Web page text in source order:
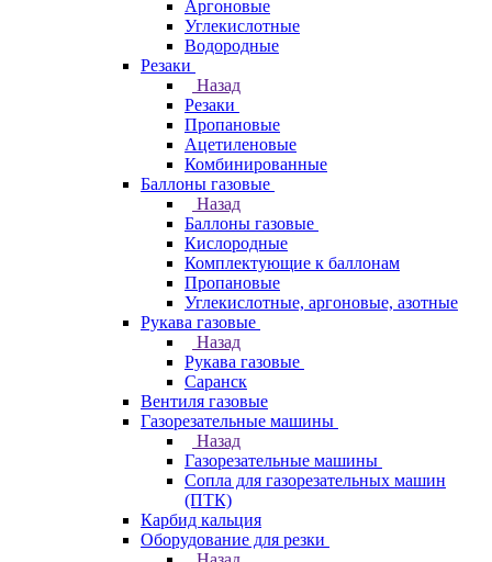
Аргоновые
Углекислотные
Водородные
Резаки
Назад
Резаки
Пропановые
Ацетиленовые
Комбинированные
Баллоны газовые
Назад
Баллоны газовые
Кислородные
Комплектующие к баллонам
Пропановые
Углекислотные, аргоновые, азотные
Рукава газовые
Назад
Рукава газовые
Саранск
Вентиля газовые
Газорезательные машины
Назад
Газорезательные машины
Сопла для газорезательных машин
(ПТК)
Карбид кальция
Оборудование для резки